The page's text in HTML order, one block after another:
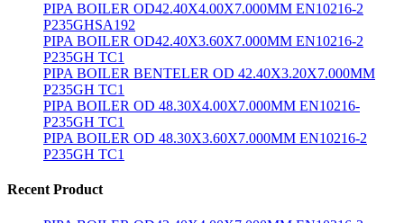
PIPA BOILER OD42.40X4.00X7.000MM EN10216-2
P235GHSA192
PIPA BOILER OD42.40X3.60X7.000MM EN10216-2
P235GH TC1
PIPA BOILER BENTELER OD 42.40X3.20X7.000MM
P235GH TC1
PIPA BOILER OD 48.30X4.00X7.000MM EN10216-
P235GH TC1
PIPA BOILER OD 48.30X3.60X7.000MM EN10216-2
P235GH TC1
Recent Product